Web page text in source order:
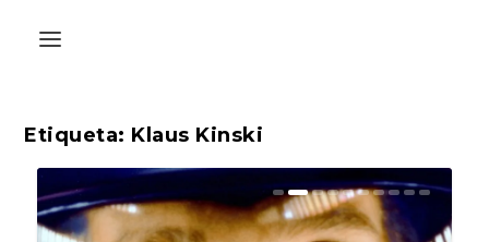
Etiqueta: Klaus Kinski